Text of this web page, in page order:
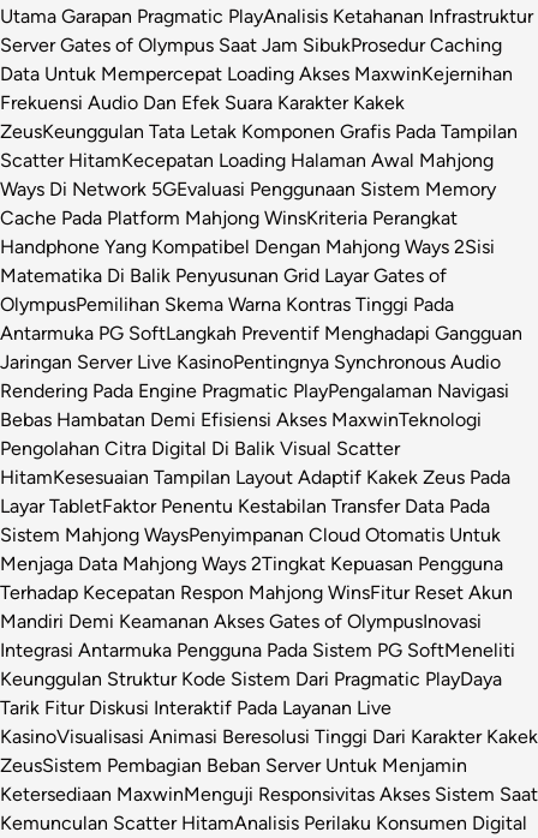
Utama Garapan Pragmatic PlayAnalisis Ketahanan Infrastruktur
Server Gates of Olympus Saat Jam SibukProsedur Caching
Data Untuk Mempercepat Loading Akses MaxwinKejernihan
Frekuensi Audio Dan Efek Suara Karakter Kakek
ZeusKeunggulan Tata Letak Komponen Grafis Pada Tampilan
Scatter HitamKecepatan Loading Halaman Awal Mahjong
Ways Di Network 5GEvaluasi Penggunaan Sistem Memory
Cache Pada Platform Mahjong WinsKriteria Perangkat
Handphone Yang Kompatibel Dengan Mahjong Ways 2Sisi
Matematika Di Balik Penyusunan Grid Layar Gates of
OlympusPemilihan Skema Warna Kontras Tinggi Pada
Antarmuka PG SoftLangkah Preventif Menghadapi Gangguan
Jaringan Server Live KasinoPentingnya Synchronous Audio
Rendering Pada Engine Pragmatic PlayPengalaman Navigasi
Bebas Hambatan Demi Efisiensi Akses MaxwinTeknologi
Pengolahan Citra Digital Di Balik Visual Scatter
HitamKesesuaian Tampilan Layout Adaptif Kakek Zeus Pada
Layar TabletFaktor Penentu Kestabilan Transfer Data Pada
Sistem Mahjong WaysPenyimpanan Cloud Otomatis Untuk
Menjaga Data Mahjong Ways 2Tingkat Kepuasan Pengguna
Terhadap Kecepatan Respon Mahjong WinsFitur Reset Akun
Mandiri Demi Keamanan Akses Gates of OlympusInovasi
Integrasi Antarmuka Pengguna Pada Sistem PG SoftMeneliti
Keunggulan Struktur Kode Sistem Dari Pragmatic PlayDaya
Tarik Fitur Diskusi Interaktif Pada Layanan Live
KasinoVisualisasi Animasi Beresolusi Tinggi Dari Karakter Kakek
ZeusSistem Pembagian Beban Server Untuk Menjamin
Ketersediaan MaxwinMenguji Responsivitas Akses Sistem Saat
Kemunculan Scatter HitamAnalisis Perilaku Konsumen Digital